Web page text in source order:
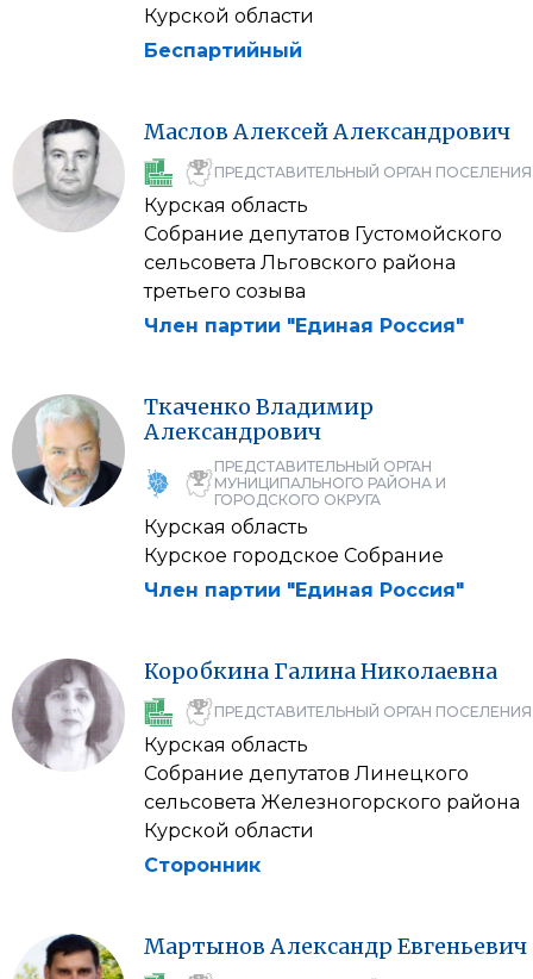
Курской области
Беспартийный
Маслов АлексейАлександрович
ПРЕДСТАВИТЕЛЬНЫЙ ОРГАН ПОСЕЛЕНИЯ
Курская область
Собрание депутатов Густомойского
сельсовета Льговского района
третьего созыва
Член партии "Единая Россия"
Ткаченко Владимир
Александрович
ПРЕДСТАВИТЕЛЬНЫЙ ОРГАН
МУНИЦИПАЛЬНОГО РАЙОНА И
ГОРОДСКОГО ОКРУГА
Курская область
Курское городское Собрание
Член партии "Единая Россия"
Коробкина ГалинаНиколаевна
ПРЕДСТАВИТЕЛЬНЫЙ ОРГАН ПОСЕЛЕНИЯ
Курская область
Собрание депутатов Линецкого
сельсовета Железногорского района
Курской области
Сторонник
Мартынов Александр Евгеньевич